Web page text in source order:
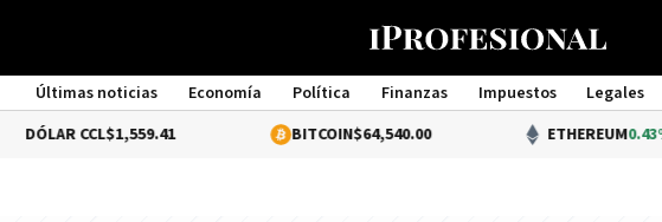
Últimas noticias Economía Política Finanzas Impuestos Legales
Management
$1,559.41 BITCOIN$64,540.00 ETHEREUM 0.43%$1,905.84